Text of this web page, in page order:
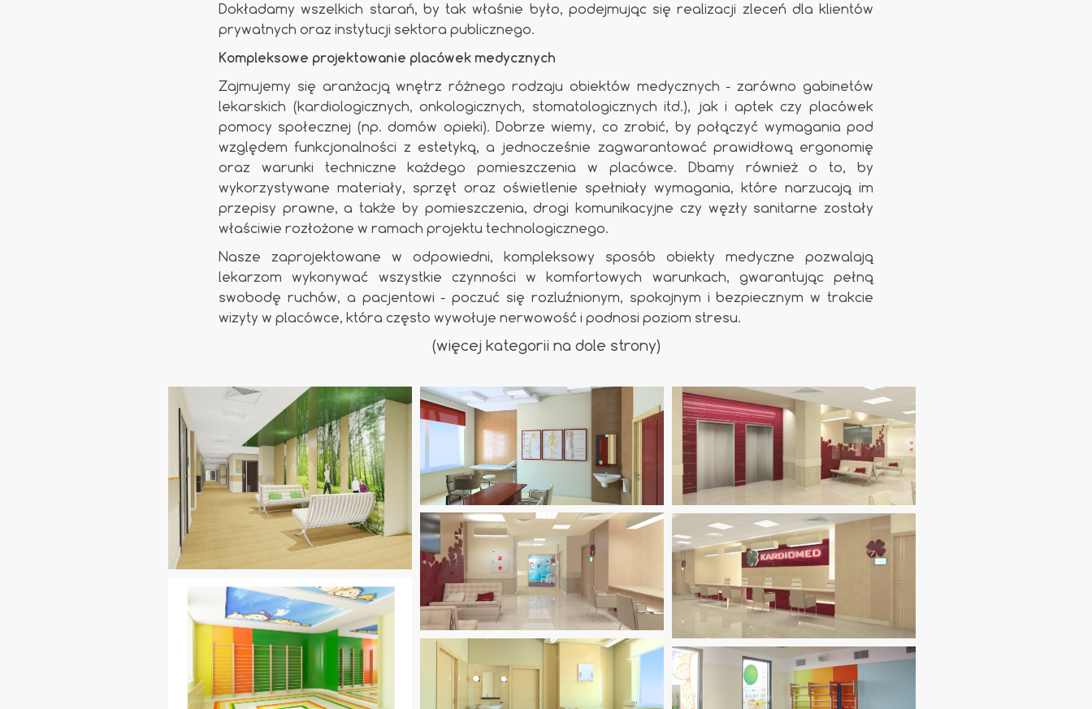
Dokładamy wszelkich starań, by tak właśnie było, podejmując się realizacji zleceń dla klientów
prywatnych oraz instytucji sektora publicznego.
Kompleksowe projektowanie placówek medycznych
Zajmujemy się aranżacją wnętrz różnego rodzaju obiektów medycznych - zarówno gabinetów
lekarskich (kardiologicznych, onkologicznych, stomatologicznych itd.), jak i aptek czy placówek
pomocy społecznej (np. domów opieki). Dobrze wiemy, co zrobić, by połączyć wymagania pod
względem funkcjonalności z estetyką, a jednocześnie zagwarantować prawidłową ergonomię
oraz warunki techniczne każdego pomieszczenia w placówce. Dbamy również o to, by
wykorzystywane materiały, sprzęt oraz oświetlenie spełniały wymagania, które narzucają im
przepisy prawne, a także by pomieszczenia, drogi komunikacyjne czy węzły sanitarne zostały
właściwie rozłożone w ramach projektu technologicznego.
Nasze zaprojektowane w odpowiedni, kompleksowy sposób obiekty medyczne pozwalają
lekarzom wykonywać wszystkie czynności w komfortowych warunkach, gwarantując pełną
swobodę ruchów, a pacjentowi - poczuć się rozluźnionym, spokojnym i bezpiecznym w trakcie
wizyty w placówce, która często wywołuje nerwowość i podnosi poziom stresu.
(więcej kategorii na dole strony)